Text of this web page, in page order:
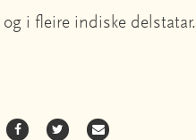
i fleire indiske delstatar.